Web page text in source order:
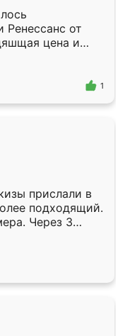
Ренессанс от
цена и
Приехавший
самый
1
прислали в
подходящий.
Через 3
Остались
Ренессанс